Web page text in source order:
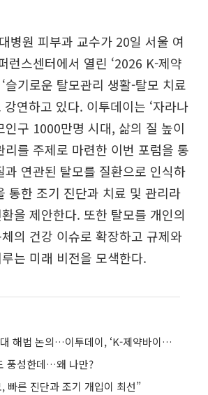
병원 피부과 교수가 20일 서울 여
런스센터에서 열린 ‘2026 K-제약
슬기로운 탈모관리 생활-탈모 치료
연하고 있다. 이투데이는 ‘자라나
인구 1000만명 시대, 삶의 질 높이
리를 주제로 마련한 이번 포럼을 통
과 연관된 탈모를 질환으로 인식하
통한 조기 진단과 치료 및 관리라
을 제안한다. 또한 탈모를 개인의
의 건강 이슈로 확장하고 규제와
는 미래 비전을 모색한다.
탈모 1000만명 시대 해법 논의…이투데이, ‘K-제약바이오포럼 2026’ 개최
풍성한데…왜 나만?
빠른 진단과 조기 개입이 최선”